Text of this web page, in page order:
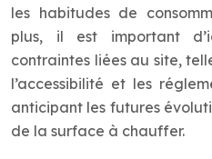
les habitudes de
plus, il est important
contraintes liées au site,
l’accessibilité et les
anticipant les futures
de la surface à chauffer.